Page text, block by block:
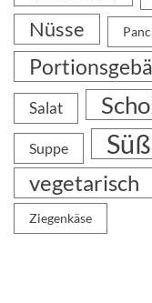
Nüsse
Salat
Suppe
vegetarisch
Ziegenkäse